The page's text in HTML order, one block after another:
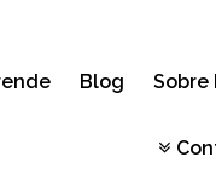
Blog Sobre